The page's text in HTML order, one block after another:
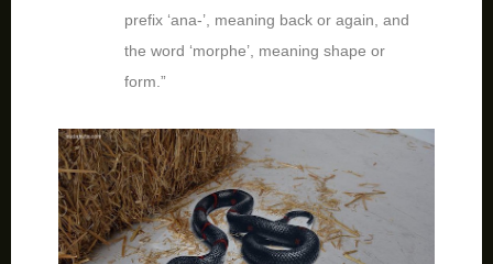
prefix ‘ana‑’, meaning back or again, and
the word ‘morphe’, meaning shape or
form.”